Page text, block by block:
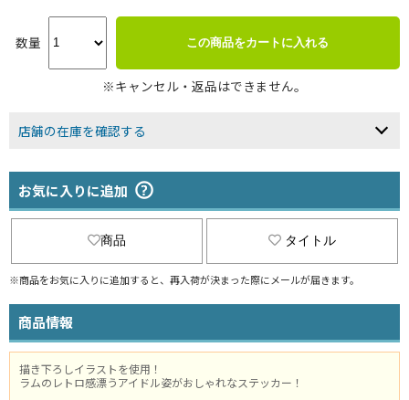
数量 この商品をカートに入れる
※キャンセル・返品はできません。
店舗の在庫を確認する
お気に入りに追加
商品 タイトル
※商品をお気に入りに追加すると、再入荷が決まった際にメールが届きます。
商品情報
描き下ろしイラストを使用！
ラムのレトロ感漂うアイドル姿がおしゃれなステッカー！